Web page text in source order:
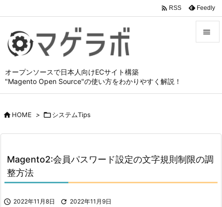
オープンソースで日本人向けECサイト構築
"Magento Open Source"の使い方をわかりやすく解説！


検索
 RSS Feedly
HOME > システムTips
Magento2:会員パスワード設定の文字規則制限の調
整方法
 2022年11月8日  2022年11月9日